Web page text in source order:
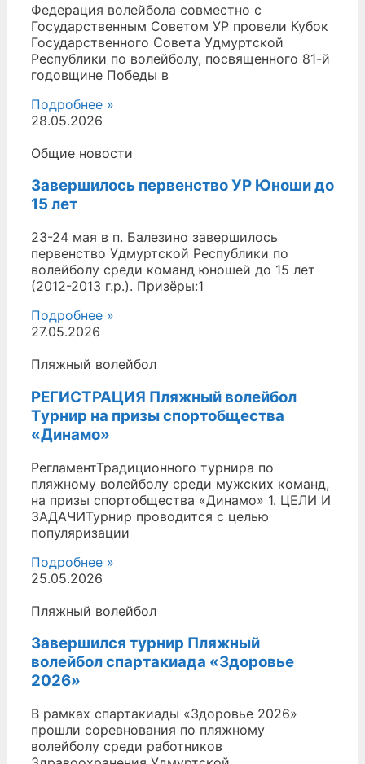
Федерация волейбола совместно с
Государственным Советом УР провели Кубок
Государственного Совета Удмуртской
Республики по волейболу, посвященного 81-й
годовщине Победы в
Подробнее »
28.05.2026
Общие новости
Завершилось первенство УР Юноши до
15 лет
23-24 мая в п. Балезино завершилось
первенство Удмуртской Республики по
волейболу среди команд юношей до 15 лет
(2012-2013 г.р.). Призёры:1
Подробнее »
27.05.2026
Пляжный волейбол
РЕГИСТРАЦИЯ Пляжный волейбол
Турнир на призы спортобщества
«Динамо»
РегламентТрадиционного турнира по
пляжному волейболу среди мужских команд,
на призы спортобщества «Динамо» 1. ЦЕЛИ И
ЗАДАЧИТурнир проводится с целью
популяризации
Подробнее »
25.05.2026
Пляжный волейбол
Завершился турнир Пляжный
волейбол спартакиада «Здоровье
2026»
В рамках спартакиады «Здоровье 2026»
прошли соревнования по пляжному
волейболу среди работников